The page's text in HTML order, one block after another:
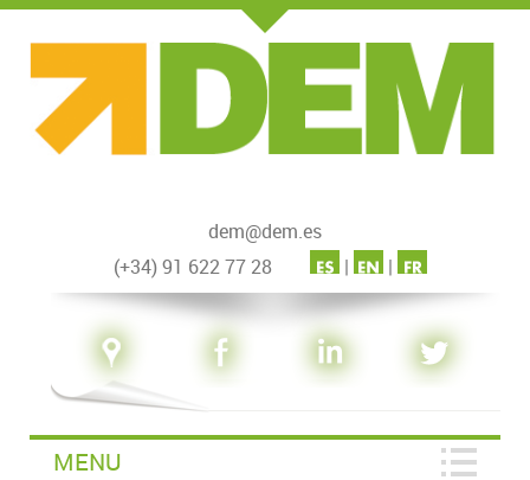
dem@dem.es
(+34) 91 622 77 28
| |
MENU